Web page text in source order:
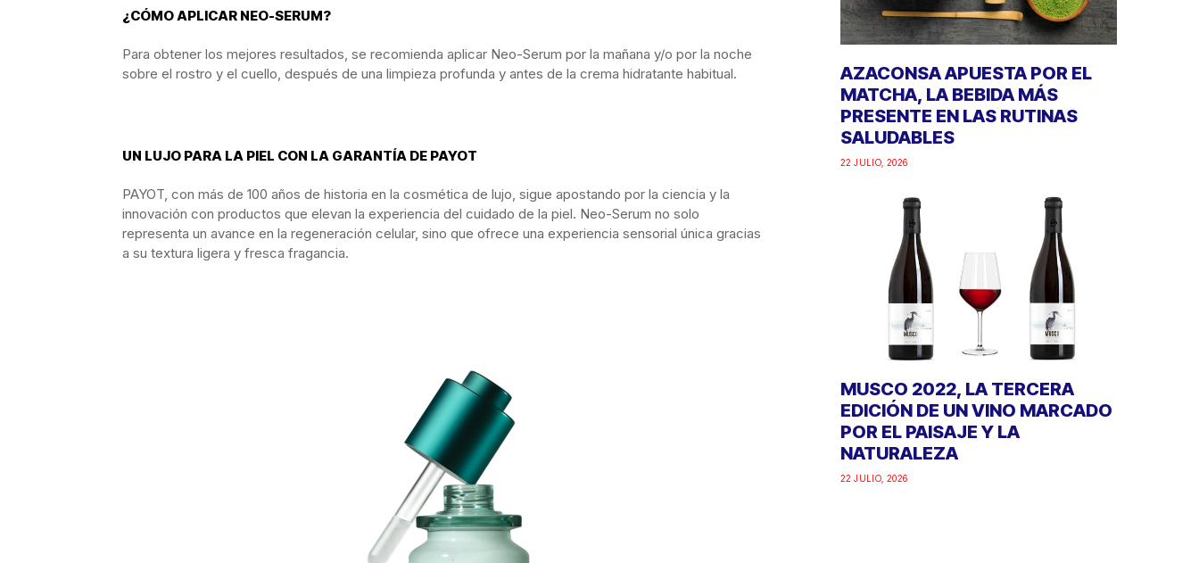
¿CÓMO APLICAR NEO-SERUM?
Para obtener los mejores resultados, se recomienda aplicar Neo-Serum por la mañana y/o por la noche
sobre el rostro y el cuello, después de una limpieza profunda y antes de la crema hidratante habitual.
UN LUJO PARA LA PIEL CON LA GARANTÍA DE PAYOT
PAYOT, con más de 100 años de historia en la cosmética de lujo, sigue apostando por la ciencia y la
innovación con productos que elevan la experiencia del cuidado de la piel. Neo-Serum no solo
representa un avance en la regeneración celular, sino que ofrece una experiencia sensorial única gracias
a su textura ligera y fresca fragancia.
AZACONSA APUESTA POR EL
MATCHA, LA BEBIDA MÁS
PRESENTE EN LAS RUTINAS
SALUDABLES
22 JULIO, 2026
MUSCO 2022, LA TERCERA
EDICIÓN DE UN VINO MARCADO
POR EL PAISAJE Y LA
NATURALEZA
22 JULIO, 2026